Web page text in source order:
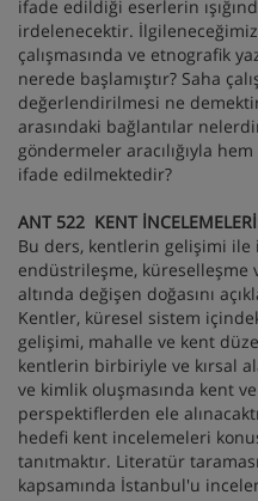
ifade edildiği eserlerin
irdelenecektir.
çalışmasında ve etnografik
nerede başlamıştır? Saha
değerlendirilmesi ne
arasındaki bağlantılar
göndermeler aracılığıyla
ifade edilmektedir?
ANT 522 KENT
Bu ders, kentlerin gelişimi
endüstrileşme, küreselleşme
altında değişen doğasını
Kentler, küresel sistem
gelişimi, mahalle ve kent
kentlerin birbiriyle ve kırsal
ve kimlik oluşmasında kent
perspektiflerden ele
hedefi kent incelemeleri
tanıtmaktır. Literatür
kapsamında İstanbul'u